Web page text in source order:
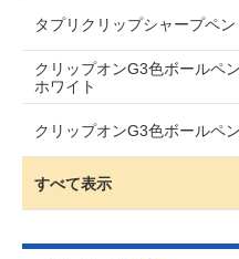
タプリクリップシャープペン
クリップオンG3色ボールペン
ホワイト
クリップオンG3色ボールペン
すべて表示